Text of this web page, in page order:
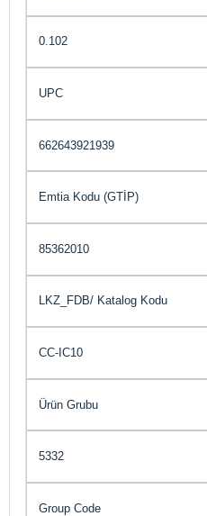
0.102
UPC
662643921939
Emtia Kodu (GTİP)
85362010
LKZ_FDB/ Katalog Kodu
CC-IC10
Ürün Grubu
5332
Group Code